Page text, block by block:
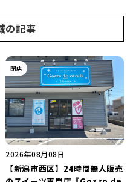
の記事
閉店
2026年08月08日
【新潟市西区】24時間無人販売